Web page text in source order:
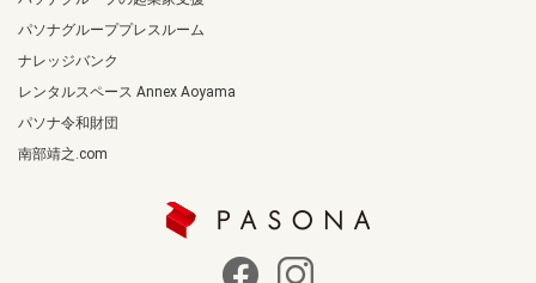
パソナグループプレスルーム
ナレッジバンク
レンタルスペース Annex Aoyama
パソナ令和財団
南部靖之.com